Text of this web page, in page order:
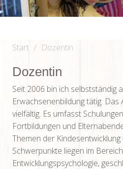
Start Dozentin
Dozentin
Seit 2006 bin ich selbstständig
Erwachsenenbildung tätig. Das
vielfältig. Es umfasst
Fortbildungen und
Themen der
Schwerpunkte liegen im
Entwicklungspsychologie,